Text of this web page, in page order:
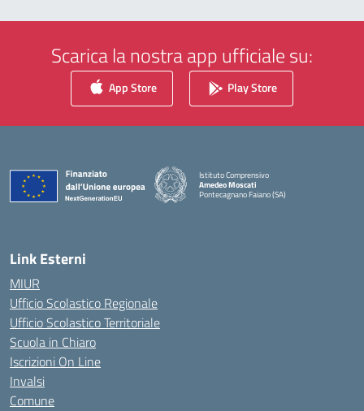
Scarica la nostra app ufficiale su:
App Store Play Store
Istituto Comprensivo
Amedeo Moscati
Pontecagnano Faiano (SA)
— Visita la pagina iniziale della scuola
Link Esterni
MIUR
Ufficio Scolastico Regionale
Ufficio Scolastico Territoriale
Scuola in Chiaro
Iscrizioni On Line
Invalsi
Comune